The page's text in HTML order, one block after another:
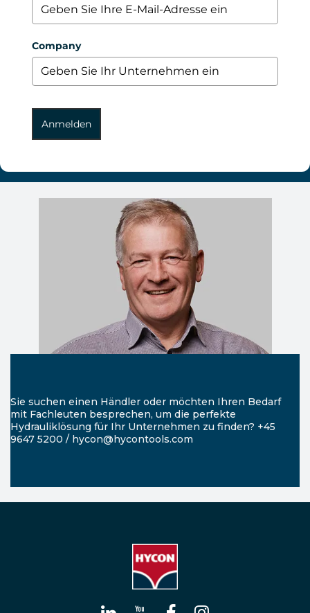
Company
Anmelden
Sie suchen einen Händler oder möchten Ihren Bedarf
mit Fachleuten besprechen, um die perfekte
Hydrauliklösung für Ihr Unternehmen zu finden? +45
9647 5200 / hycon@hycontools.com